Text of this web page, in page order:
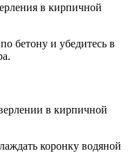
в кирпичной
бетону и убедитесь в
в кирпичной
коронку водяной